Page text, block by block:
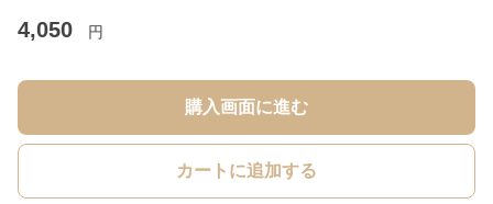
4,050 円
購入画面に進む
カートに追加する